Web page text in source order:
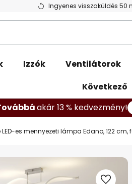
Ingyenes visszaküldés 50
Izzók Ventilátorok
Következő
akár 13 % kedvezmény!
es mennyezeti lámpa Edano, 122 cm,